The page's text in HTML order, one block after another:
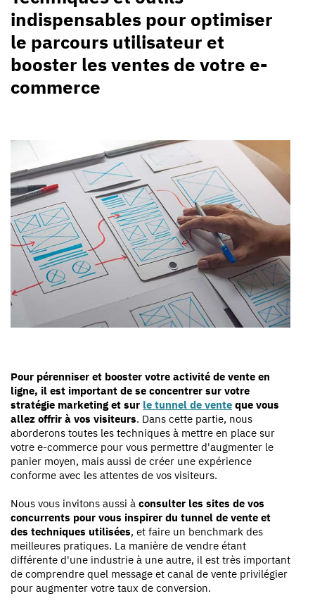
indispensables pour optimiser
le parcours utilisateur et
booster les ventes de votre e-
commerce
Pour pérenniser et booster votre activité de vente en
ligne, il est important de se concentrer sur votre
stratégie marketing et sur le tunnel de vente que vous
allez offrir à vos visiteurs. Dans cette partie, nous
aborderons toutes les techniques à mettre en place sur
votre e-commerce pour vous permettre d'augmenter le
panier moyen, mais aussi de créer une expérience
conforme avec les attentes de vos visiteurs.
Nous vous invitons aussi à consulter les sites de vos
concurrents pour vous inspirer du tunnel de vente et
des techniques utilisées, et faire un benchmark des
meilleures pratiques. La manière de vendre étant
différente d'une industrie à une autre, il est très important
de comprendre quel message et canal de vente privilégier
pour augmenter votre taux de conversion.